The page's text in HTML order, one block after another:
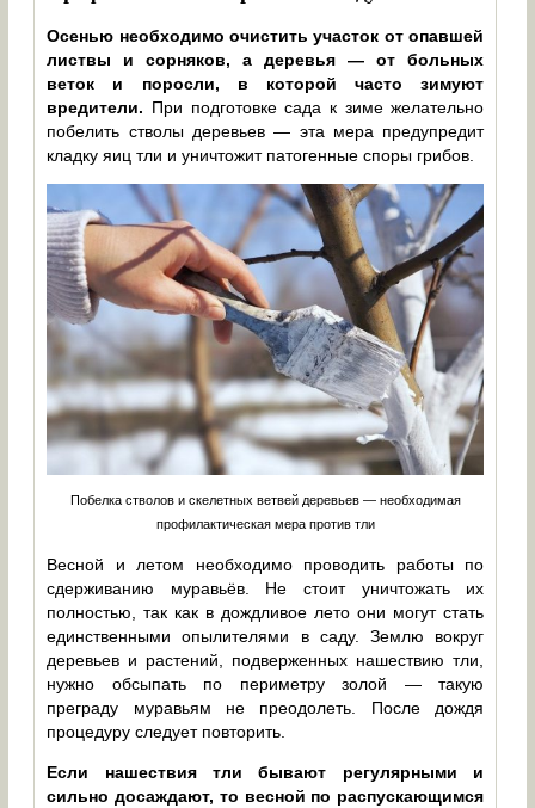
Осенью необходимо очистить участок от опавшей
листвы и сорняков, а деревья — от больных
веток и поросли, в которой часто зимуют
вредители. При подготовке сада к зиме желательно
побелить стволы деревьев — эта мера предупредит
кладку яиц тли и уничтожит патогенные споры грибов.
Побелка стволов и скелетных ветвей деревьев — необходимая
профилактическая мера против тли
Весной и летом необходимо проводить работы по
сдерживанию муравьёв. Не стоит уничтожать их
полностью, так как в дождливое лето они могут стать
единственными опылителями в саду. Землю вокруг
деревьев и растений, подверженных нашествию тли,
нужно обсыпать по периметру золой — такую
преграду муравьям не преодолеть. После дождя
процедуру следует повторить.
Если нашествия тли бывают регулярными и
сильно досаждают, то весной по распускающимся